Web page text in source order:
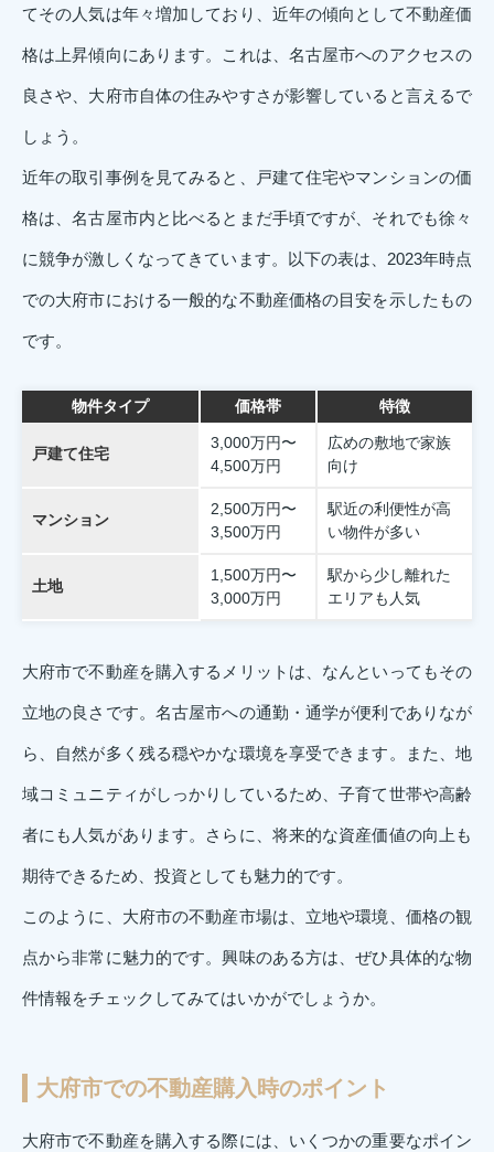
てその人気は年々増加しており、近年の傾向として不動産価
格は上昇傾向にあります。これは、名古屋市へのアクセスの
良さや、大府市自体の住みやすさが影響していると言えるで
しょう。
近年の取引事例を見てみると、戸建て住宅やマンションの価
格は、名古屋市内と比べるとまだ手頃ですが、それでも徐々
に競争が激しくなってきています。以下の表は、2023年時点
での大府市における一般的な不動産価格の目安を示したもの
です。
物件タイプ 価格帯 特徴
戸建て住宅
3,000万円〜
4,500万円
広めの敷地で家族
向け
マンション
2,500万円〜
3,500万円
駅近の利便性が高
い物件が多い
土地
1,500万円〜
3,000万円
駅から少し離れた
エリアも人気
大府市で不動産を購入するメリットは、なんといってもその
立地の良さです。名古屋市への通勤・通学が便利でありなが
ら、自然が多く残る穏やかな環境を享受できます。また、地
域コミュニティがしっかりしているため、子育て世帯や高齢
者にも人気があります。さらに、将来的な資産価値の向上も
期待できるため、投資としても魅力的です。
このように、大府市の不動産市場は、立地や環境、価格の観
点から非常に魅力的です。興味のある方は、ぜひ具体的な物
件情報をチェックしてみてはいかがでしょうか。
大府市での不動産購入時のポイント
大府市で不動産を購入する際には、いくつかの重要なポイン